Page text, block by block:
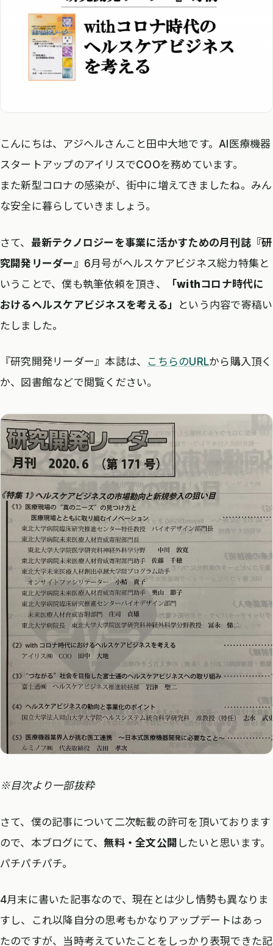
こんにちは、アジヘルさんこと田中大地です。AI医療機器
スタートアップのアイリスでCOOを務めています。
また新型コロナの感染が、街中に増えてきましたね。みん
な安全に暮らしていきましょう。
さて、 最新テクノロジーを事業に活かすための月刊誌『研
究開発リーダー』 6月号がヘルスケアビジネス総力特集と
いうことで、僕も執筆依頼を頂き、
「withコロナ時代に
おけるヘルスケアビジネスを考える」
という内容で寄稿い
たしました。
『研究開発リーダー』本誌は、 こちらのURLから購入頂く
か、図書館などで閲覧ください。
※目次より一部抜粋
さて、僕の記事について二次転載の許可を頂いております
ので、本ブログにて、無料・全文公開 したいと思います。
パチパチパチ。
4月末に書いた記事なので、現在とは少し情勢も異なりま
すし、これ以降自分の思考もかなりアップデートはあっ
たのですが、当時考えていたことをしっかり表現できた記